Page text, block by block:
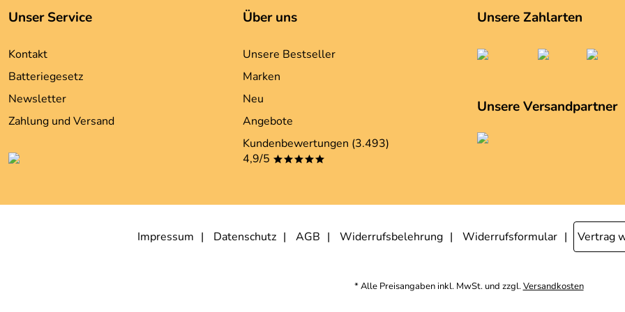
Unser Service
Kontakt
Batteriegesetz
Newsletter
Zahlung und Versand
Über uns
Unsere Bestseller
Marken
Neu
Angebote
Kundenbewertungen (3.493)
4,9/5 *****
Unsere Zahlarten
Unsere Versandpartner
Impressum Datenschutz AGB Widerrufsbelehrung Widerrufsformular Vertrag
* Alle Preisangaben inkl. MwSt. und zzgl.Versandkosten